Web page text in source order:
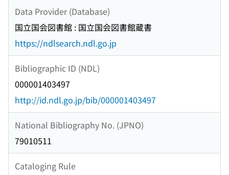
Data Provider (Database)
国立国会図書館 : 国立国会図書館蔵書
https://ndlsearch.ndl.go.jp
Bibliographic ID (NDL)
000001403497
http://id.ndl.go.jp/bib/000001403497
National Bibliography No. (JPNO)
79010511
Cataloging Rule